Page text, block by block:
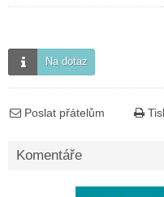
Na dotaz
Poslat přátelům
Komentáře